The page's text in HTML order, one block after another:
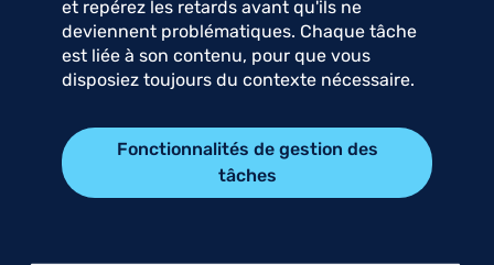
et repérez les retards avant qu'ils ne
deviennent problématiques. Chaque tâche
est liée à son contenu, pour que vous
disposiez toujours du contexte nécessaire.
Fonctionnalités de gestion des
tâches